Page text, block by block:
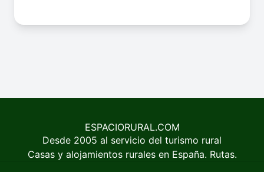
ESPACIORURAL.COM
Desde 2005 al servicio del turismo rural
Casas y alojamientos rurales en España. Rutas.